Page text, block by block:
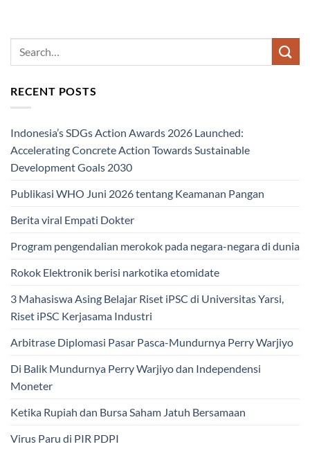
RECENT POSTS
Indonesia’s SDGs Action Awards 2026 Launched:
Accelerating Concrete Action Towards Sustainable
Development Goals 2030
Publikasi WHO Juni 2026 tentang Keamanan Pangan
Berita viral Empati Dokter
Program pengendalian merokok pada negara-negara di dunia
Rokok Elektronik berisi narkotika etomidate
3 Mahasiswa Asing Belajar Riset iPSC di Universitas Yarsi,
Riset iPSC Kerjasama Industri
Arbitrase Diplomasi Pasar Pasca-Mundurnya Perry Warjiyo
Di Balik Mundurnya Perry Warjiyo dan Independensi
Moneter
Ketika Rupiah dan Bursa Saham Jatuh Bersamaan
Virus Paru di PIR PDPI